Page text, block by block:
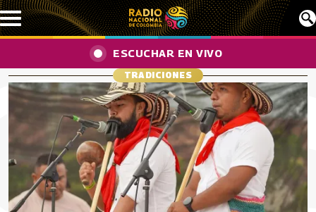
Pasar al contenido principal
ESCUCHAR EN VIVO
TRADICIONES